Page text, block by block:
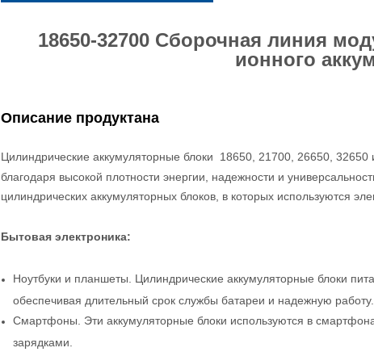
18650-32700 Сборочная линия
ионного
Описание продуктана
Цилиндрические аккумуляторные блоки 18650, 21700, 26650, 32650
благодаря высокой плотности энергии, надежности и
цилиндрических аккумуляторных блоков, в которых используются
Бытовая электроника:
Ноутбуки и планшеты. Цилиндрические аккумуляторные блоки
обеспечивая длительный срок службы батареи и надежную работу.
Смартфоны. Эти аккумуляторные блоки используются в
зарядками.